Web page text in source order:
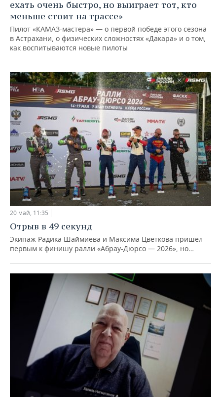
ехать очень быстро, но выиграет тот, кто
меньше стоит на трассе»
Пилот «КАМАЗ-мастера» — о первой победе этого сезона
в Астрахани, о физических сложностях «Дакара» и о том,
как воспитываются новые пилоты
20 май, 11:35
Отрыв в 49 секунд
Экипаж Радика Шаймиева и Максима Цветкова пришел
первым к финишу ралли «Абрау-Дюрсо — 2026», но…